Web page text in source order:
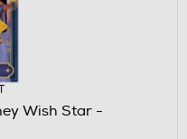
Wish Star -